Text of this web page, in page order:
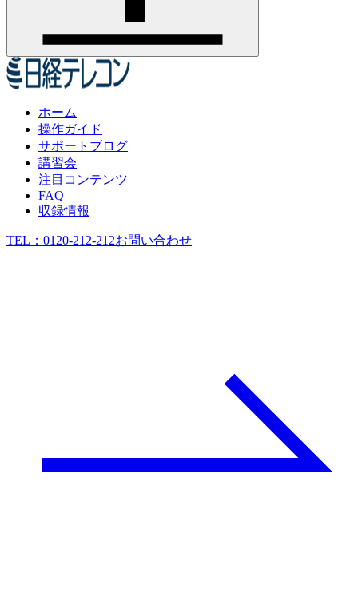
ホーム
操作ガイド
サポートブログ
講習会
注目コンテンツ
FAQ
収録情報
TEL： 0120-212-212お問い合わせ